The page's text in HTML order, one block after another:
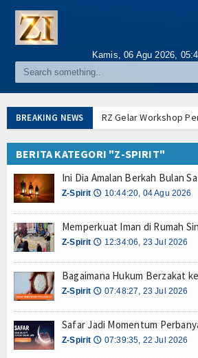
WARTA
Lokal
Nasional
Internasional
ANEKA
LAZ
Fikih Zakat
Filantropi
Mustahik
Muzaki
Kamis, 06 Agu 2026,
BREAKING NEWS RZ Gelar Workshop
AI Dorong Zakat Wakaf
UMKM Depok Dapat
Lazismu Layani Pasien
Kampung Zakat
Lazismu Perluas
Dunia Abaikan Krisis
BCA Buka Beasiswa S1
BAZNAS Mataram
BERITA KATEGORI "Z-SPIRIT"
Ini Dia Amalan Berkah Bulan
Z-Spirit 🕔 10:44:20, 04 Agu 2026
Memperkuat Iman di Rumah
Z-Spirit 🕔 12:34:06, 23 Jul 2026
Bagaimana Hukum Berzakat
Z-Spirit 🕔 07:48:27, 23 Jul 2026
Safar Jadi Momentum
Z-Spirit 🕔 07:39:35, 22 Jul 2026